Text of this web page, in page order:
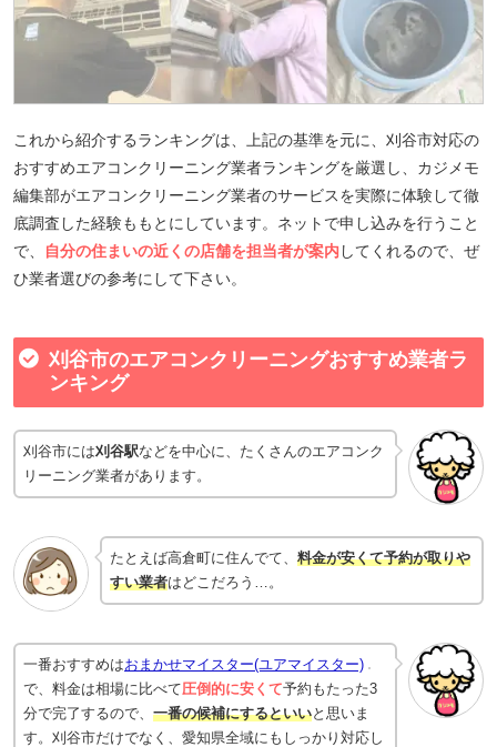
これから紹介するランキングは、上記の基準を元に、刈谷市対応の
おすすめエアコンクリーニング業者ランキングを厳選し、カジメモ
編集部がエアコンクリーニング業者のサービスを実際に体験して徹
底調査した経験ももとにしています。ネットで申し込みを行うこと
で、
自分の住まいの近くの店舗を担当者が案内 してくれるので、ぜ
ひ業者選びの参考にして下さい。
刈谷市のエアコンクリーニングおすすめ業者ラ
ンキング
刈谷市には刈谷駅などを中心に、たくさんのエアコンク
リーニング業者があります。
たとえば高倉町に住んでて、 料金が安くて予約が取りや
すい業者はどこだろう…。
一番おすすめはおまかせマイスター(ユアマイスター)
で、料金は相場に比べて圧倒的に安くて予約もたった3
分で完了するので、 一番の候補にするといいと思いま
す。刈谷市だけでなく、愛知県全域にもしっかり対応し